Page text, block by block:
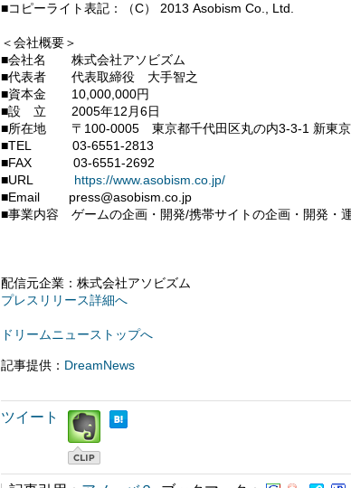
■コピーライト表記：（C） 2013 Asobism Co., Ltd.
＜会社概要＞
■会社名 株式会社アソビズム
■代表者 代表取締役 大手智之
■資本金 10,000,000円
■設 立 2005年12月6日
■所在地 〒100-0005 東京都千代田区丸の内3-3-1 新東京
■TEL 03-6551-2813
■FAX 03-6551-2692
■URL https://www.asobism.co.jp/
■Email press@asobism.co.jp
■事業内容 ゲームの企画・開発/携帯サイトの企画・開発・
配信元企業：株式会社アソビズム
プレスリリース詳細へ
ドリームニューストップへ
記事提供： DreamNews
ツイート